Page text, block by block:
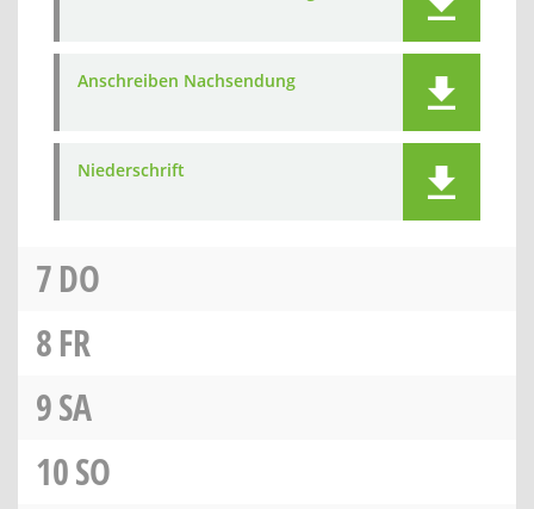
Anschreiben Nachsendung
Niederschrift
7DO
8FR
9SA
10SO